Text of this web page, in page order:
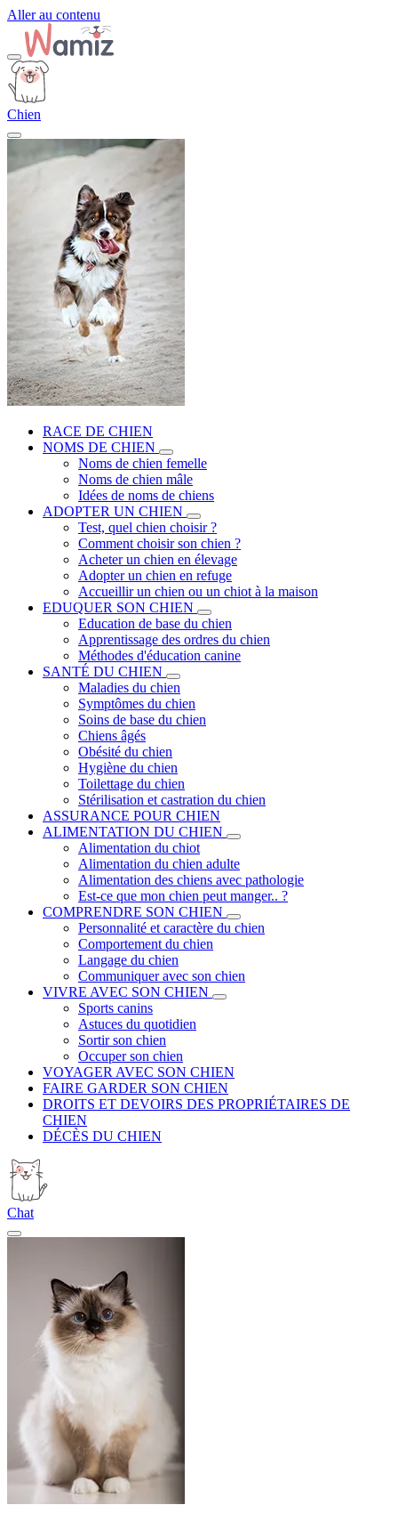
Aller au contenu
Chien
RACE DE CHIEN
NOMS DE CHIEN
Noms de chien femelle
Noms de chien mâle
Idées de noms de chiens
ADOPTER UN CHIEN
Test, quel chien choisir ?
Comment choisir son chien ?
Acheter un chien en élevage
Adopter un chien en refuge
Accueillir un chien ou un chiot à la maison
EDUQUER SON CHIEN
Education de base du chien
Apprentissage des ordres du chien
Méthodes d'éducation canine
SANTÉ DU CHIEN
Maladies du chien
Symptômes du chien
Soins de base du chien
Chiens âgés
Obésité du chien
Hygiène du chien
Toilettage du chien
Stérilisation et castration du chien
ASSURANCE POUR CHIEN
ALIMENTATION DU CHIEN
Alimentation du chiot
Alimentation du chien adulte
Alimentation des chiens avec pathologie
Est-ce que mon chien peut manger.. ?
COMPRENDRE SON CHIEN
Personnalité et caractère du chien
Comportement du chien
Langage du chien
Communiquer avec son chien
VIVRE AVEC SON CHIEN
Sports canins
Astuces du quotidien
Sortir son chien
Occuper son chien
VOYAGER AVEC SON CHIEN
FAIRE GARDER SON CHIEN
DROITS ET DEVOIRS DES PROPRIÉTAIRES DE
CHIEN
DÉCÈS DU CHIEN
Chat